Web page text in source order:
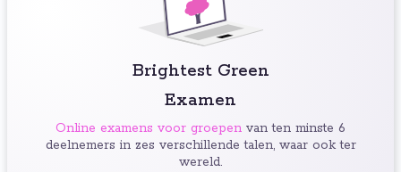
Brightest Green
Examen
Online examens voor groepen van ten minste 6
deelnemers in zes verschillende talen, waar ook ter
wereld.